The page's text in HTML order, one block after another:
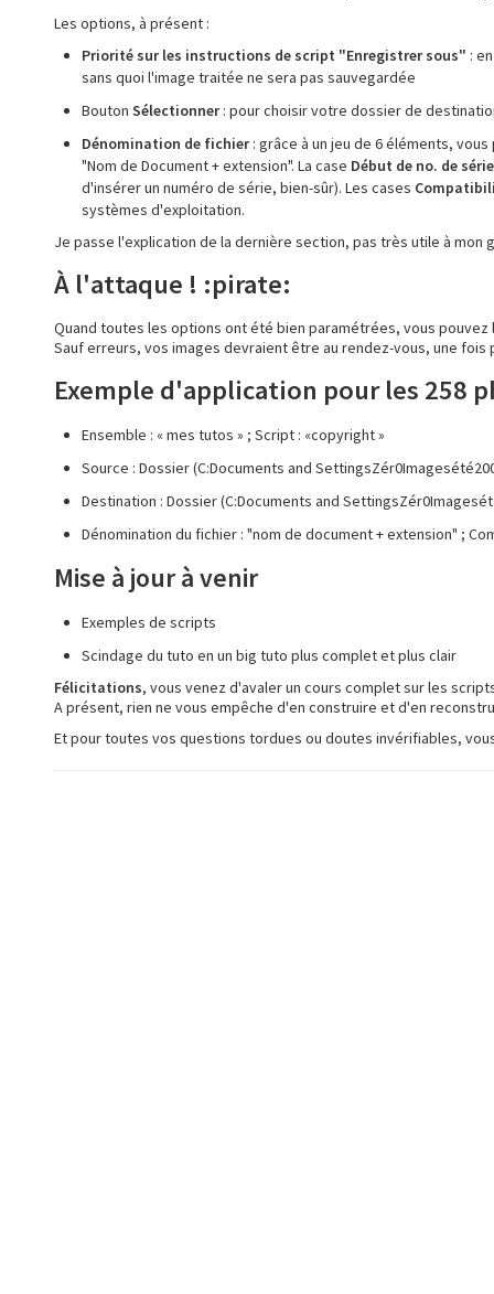
Les options, à présent :
Priorité sur les instructions de script "Enregistrer sous" :
sans quoi l'image traitée ne sera pas sauvegardée
Bouton Sélectionner: pour choisir votre dossier de
Dénomination de fichier: grâce à un jeu de 6 éléments,
"Nom de Document + extension". La case Début de no. de série
d'insérer un numéro de série, bien-sûr). Les cases
systèmes d'exploitation.
Je passe l'explication de la dernière section, pas très utile à
À l'attaque ! :pirate:
Quand toutes les options ont été bien paramétrées, vous
Sauf erreurs, vos images devraient être au rendez-vous, une
Exemple d'application pour les 258
Ensemble : « mes tutos » ; Script : «copyright »
Source : Dossier (C:Documents and
Destination : Dossier (C:Documents and
Dénomination du fichier : "nom de document + extension" ;
Mise à jour à venir
Exemples de scripts
Scindage du tuto en un big tuto plus complet et plus clair
Félicitations, vous venez d'avaler un cours complet sur les
A présent, rien ne vous empêche d'en construire et d'en
Et pour toutes vos questions tordues ou doutes invérifiables,